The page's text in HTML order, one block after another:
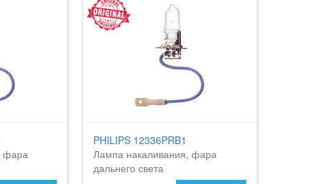
фара
PHILIPS 12336PRB1
Лампа накаливания, фара
дальнего света